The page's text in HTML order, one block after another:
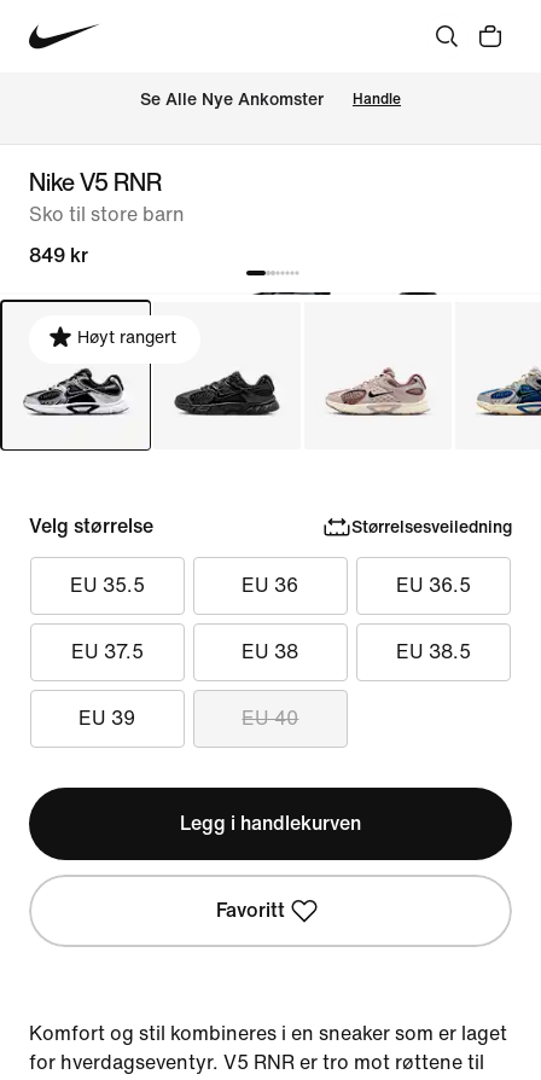
Se Alle Nye Ankomster Handle
Nike V5 RNR
Sko til store barn
849 kr
Høyt rangert
Velg størrelse Størrelsesveiledning
EU 35.5 EU 36 EU 36.5
EU 37.5 EU 38 EU 38.5
EU 39 EU 40
Legg i handlekurven
Favoritt
Komfort og stil kombineres i en sneaker som er laget
for hverdagseventyr. V5 RNR er tro mot røttene til